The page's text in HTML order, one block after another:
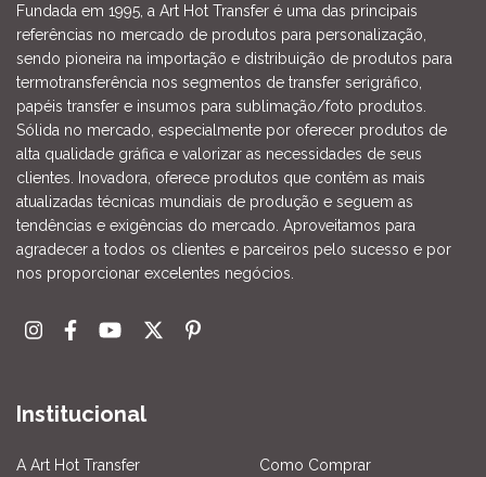
Fundada em 1995, a Art Hot Transfer é uma das principais
referências no mercado de produtos para personalização,
sendo pioneira na importação e distribuição de produtos para
termotransferência nos segmentos de transfer serigráfico,
papéis transfer e insumos para sublimação/foto produtos.
Sólida no mercado, especialmente por oferecer produtos de
alta qualidade gráfica e valorizar as necessidades de seus
clientes. Inovadora, oferece produtos que contêm as mais
atualizadas técnicas mundiais de produção e seguem as
tendências e exigências do mercado. Aproveitamos para
agradecer a todos os clientes e parceiros pelo sucesso e por
nos proporcionar excelentes negócios.
Institucional
A Art Hot Transfer Como Comprar